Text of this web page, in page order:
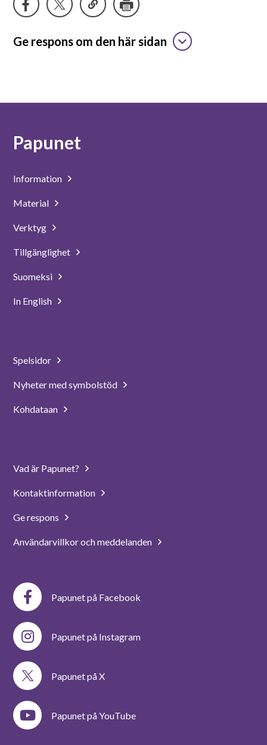
Ge respons om den här sidan
Papunet
Information
Material
Verktyg
Tillgänglighet
Suomeksi
In English
Spelsidor
Nyheter med symbolstöd
Kohdataan
Vad är Papunet?
Kontaktinformation
Ge respons
Användarvillkor och meddelanden
Papunet på Facebook
Papunet på Instagram
Papunet på X
Papunet på YouTube